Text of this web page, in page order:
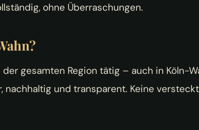
ohne Überraschungen.
gesamten Region tätig – auch in Köln-
und transparent. Keine